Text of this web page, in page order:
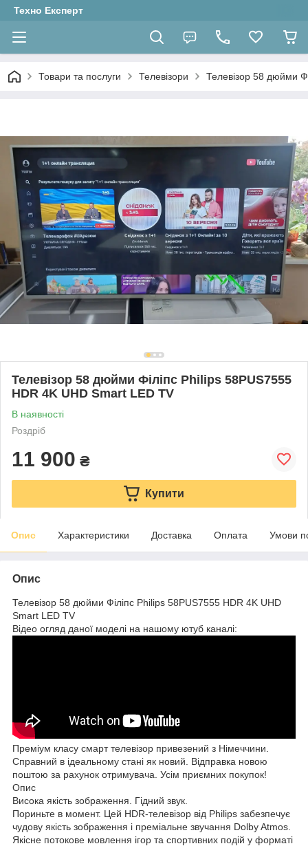
Техно Експерт
Товари та послуги Телевізори Телевізор 58 дюйми
Телевізор 58 дюйми Філіпс Philips 58PUS7555
HDR 4K UHD Smart LED TV
В наявності
Роздріб
11 900 ₴
Купити
Опис Характеристики Доставка Оплата Умови
Опис
Телевізор 58 дюйми Філіпс Philips 58PUS7555 HDR 4K UHD
Smart LED TV
Відео огляд даної моделі на нашому ютуб каналі:
Преміум класу смарт телевізор привезений з Німеччини.
Справний в ідеальному стані як новий. Відправка новою
поштою за рахунок отримувача. Усім приємних покупок!
Опис
Висока якість зображення. Гідний звук.
Пориньте в момент. Цей HDR-телевізор від Philips забезпечує
чудову якість зображення і преміальне звучання Dolby Atmos.
Якісне потокове мовлення ігор та спортивних подій у форматі